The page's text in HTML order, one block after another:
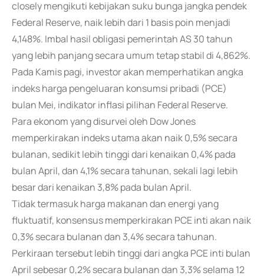
closely mengikuti kebijakan suku bunga jangka pendek
Federal Reserve, naik lebih dari 1 basis poin menjadi
4,148%. Imbal hasil obligasi pemerintah AS 30 tahun
yang lebih panjang secara umum tetap stabil di 4,862%.
Pada Kamis pagi, investor akan memperhatikan angka
indeks harga pengeluaran konsumsi pribadi (PCE)
bulan Mei, indikator inflasi pilihan Federal Reserve.
Para ekonom yang disurvei oleh Dow Jones
memperkirakan indeks utama akan naik 0,5% secara
bulanan, sedikit lebih tinggi dari kenaikan 0,4% pada
bulan April, dan 4,1% secara tahunan, sekali lagi lebih
besar dari kenaikan 3,8% pada bulan April.
Tidak termasuk harga makanan dan energi yang
fluktuatif, konsensus memperkirakan PCE inti akan naik
0,3% secara bulanan dan 3,4% secara tahunan.
Perkiraan tersebut lebih tinggi dari angka PCE inti bulan
April sebesar 0,2% secara bulanan dan 3,3% selama 12